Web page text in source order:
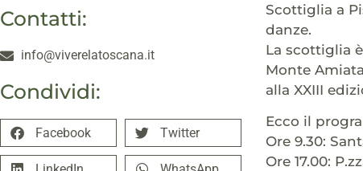
Contatti:
info@viverelatoscana.it
Condividi:
Facebook Twitter
Scottiglia a
danze.
La scottiglia
Monte
alla XXIII
Ecco il
Ore 9.30:
Ore 17.00: